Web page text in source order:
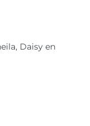
Daisy en